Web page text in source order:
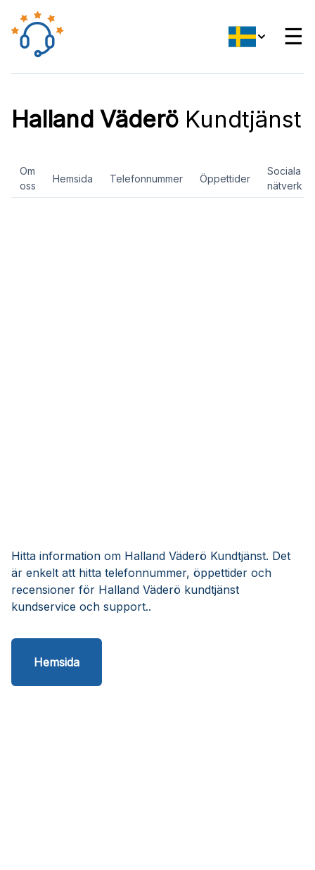
☰
Halland Väderö Kundtjänst
Om
oss
Hemsida Telefonnummer Öppettider
Sociala
nätverk
Hitta information om Halland Väderö Kundtjänst. Det
är enkelt att hitta telefonnummer, öppettider och
recensioner för Halland Väderö kundtjänst
kundservice och support..
Hemsida